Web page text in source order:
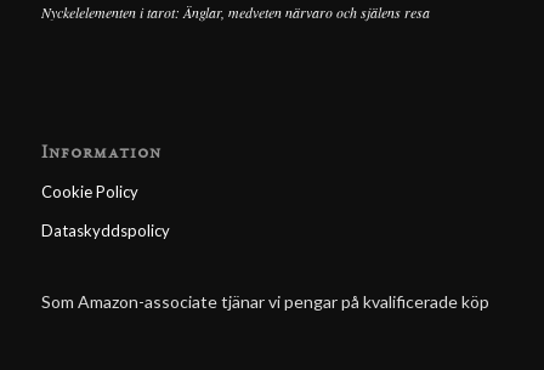
Nyckelelementen i tarot: Änglar, medveten närvaro och själens resa
Information
Cookie Policy
Dataskyddspolicy
Som Amazon-associate tjänar vi pengar på kvalificerade köp